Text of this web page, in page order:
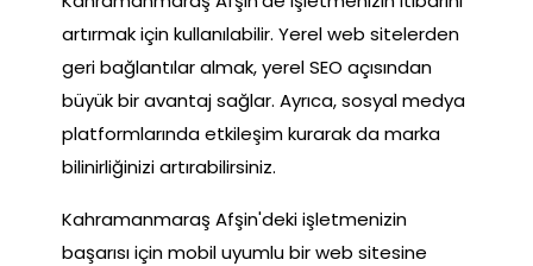
artırmak için kullanılabilir. Yerel web sitelerden
geri bağlantılar almak, yerel SEO açısından
büyük bir avantaj sağlar. Ayrıca, sosyal medya
platformlarında etkileşim kurarak da marka
bilinirliğinizi artırabilirsiniz.
Kahramanmaraş Afşin'deki işletmenizin
başarısı için mobil uyumlu bir web sitesine